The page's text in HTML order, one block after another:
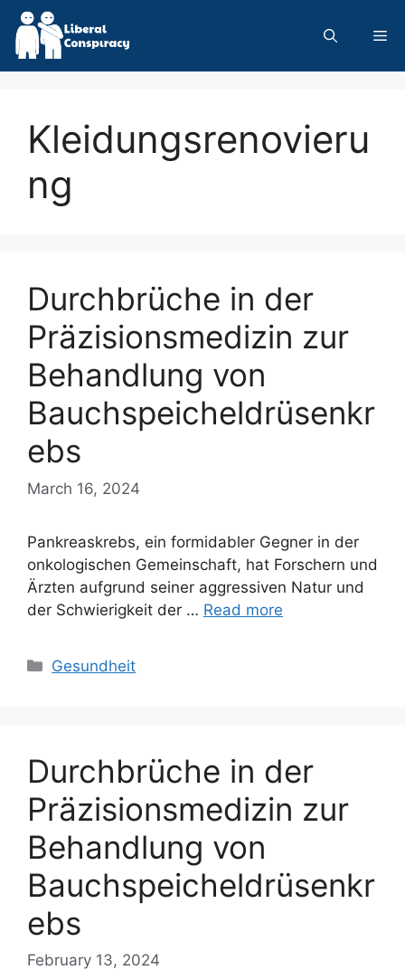
Skip
content
Kleidungsrenovieru
ng
Durchbrüche in der
Präzisionsmedizin zur
Behandlung von
Bauchspeicheldrüsenkr
ebs
March 16, 2024
Pankreaskrebs, ein formidabler Gegner in der
onkologischen Gemeinschaft, hat Forschern und
Ärzten aufgrund seiner aggressiven Natur und
der Schwierigkeit der … Read more
Categories
Gesundheit
Durchbrüche in der
Präzisionsmedizin zur
Behandlung von
Bauchspeicheldrüsenkr
ebs
February 13, 2024